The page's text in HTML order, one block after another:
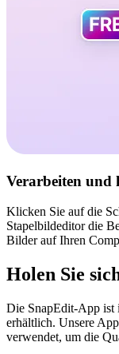
Verarbeiten und
Klicken Sie auf die
Stapelbildeditor die
Bilder auf Ihren
Holen Sie
Die SnapEdit-App ist
erhältlich. Unsere
verwendet, um die